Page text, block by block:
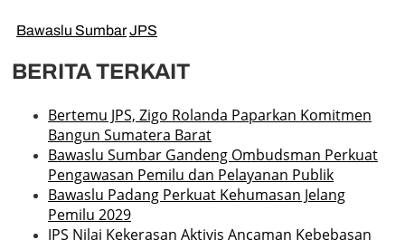
Bawaslu SumbarJPS
BERITA TERKAIT
Bertemu JPS, Zigo Rolanda Paparkan Komitmen
Bangun Sumatera Barat
Bawaslu Sumbar Gandeng Ombudsman Perkuat
Pengawasan Pemilu dan Pelayanan Publik
Bawaslu Padang Perkuat Kehumasan Jelang
Pemilu 2029
JPS Nilai Kekerasan Aktivis Ancaman Kebebasan